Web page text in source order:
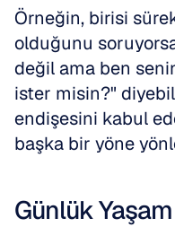
Örneğin, birisi
olduğunu
değil ama ben
ister misin?"
endişesini kabul
başka bir yöne
Günlük